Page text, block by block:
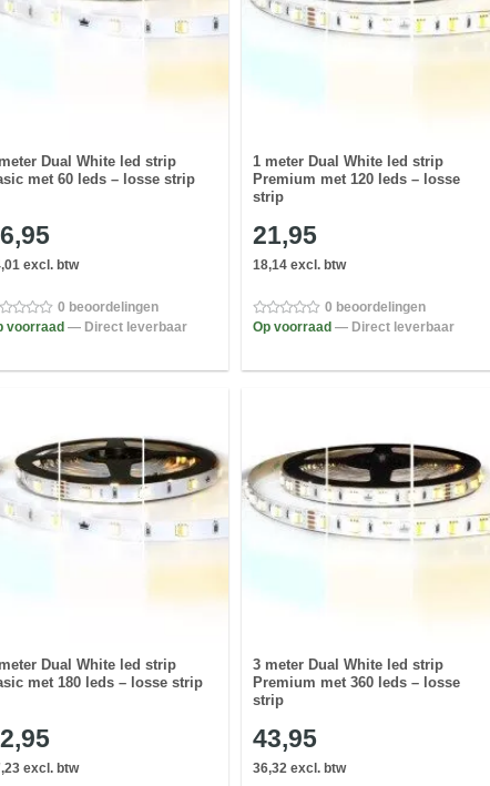
Dual White led strip
met 60 leds – losse strip
excl. btw
0 beoordelingen
voorraad — Direct leverbaar
1 meter Dual White led strip
Premium met 120 leds – losse
strip
21,95
18,14 excl. btw
0 beoordelingen
Op voorraad — Direct leverbaar
Dual White led strip
met 180 leds – losse strip
excl. btw
3 meter Dual White led strip
Premium met 360 leds – losse
strip
43,95
36,32 excl. btw